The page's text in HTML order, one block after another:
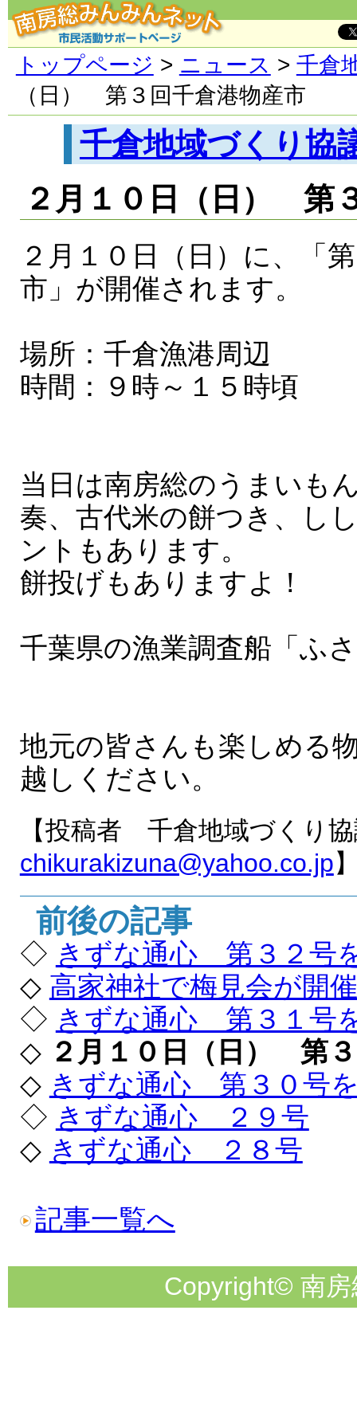
トップページ > ニュース > 千倉
（日） 第３回千倉港物産市
千倉地域づくり協
２月１０日（日） 第
２月１０日（日）に、「
市」が開催されます。
場所：千倉漁港周辺
時間：９時～１５時頃
当日は南房総のうまいも
奏、古代米の餅つき、し
ントもあります。
餅投げもありますよ！
千葉県の漁業調査船「ふ
地元の皆さんも楽しめる
越しください。
【投稿者 千倉地域づくり
chikurakizuna@yahoo.co.jp
前後の記事
◇ きずな通心 第３２号
◇ 高家神社で梅見会が開
◇ きずな通心 第３１号
◇ ２月１０日（日） 第
◇ きずな通心 第３０号
◇ きずな通心 ２９号
◇ きずな通心 ２８号
記事一覧へ
Copyright© 南